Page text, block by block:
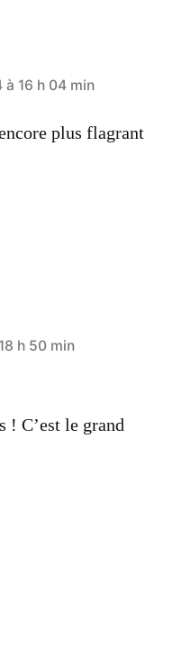
16 h 04 min
plus flagrant
h 50 min
! C’est le grand